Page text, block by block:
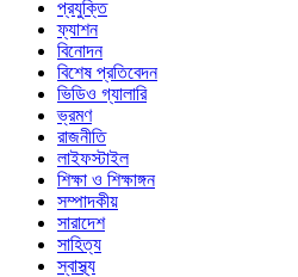
প্রযুক্তি
ফ্যাশন
বিনোদন
বিশেষ প্রতিবেদন
ভিডিও গ্যালারি
ভ্রমণ
রাজনীতি
লাইফস্টাইল
শিক্ষা ও শিক্ষাঙ্গন
সম্পাদকীয়
সারাদেশ
সাহিত্য
স্বাস্থ্য